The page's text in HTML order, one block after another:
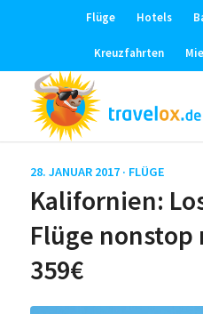
Flüge Hotels
Kreuzfahrten
28. JANUAR 2017 · FLÜGE
Kalifornien:
Flüge
359€